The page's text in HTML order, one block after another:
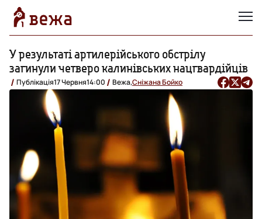
У результаті артилерійського обстрілу
загинули четверо калинівських нацгвардійців
Публікація17 Червня14:00 Вежа,Сніжана Бойко